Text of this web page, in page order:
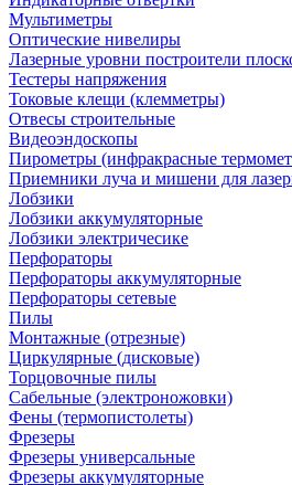
Мультиметры
Оптические нивелиры
Лазерные уровни построители
Тестеры напряжения
Токовые клещи (клемметры)
Отвесы строительные
Видеоэндоскопы
Пирометры (инфракрасные
Приемники луча и мишени для
Лобзики
Лобзики аккумуляторные
Лобзики электричесике
Перфораторы
Перфораторы аккумуляторные
Перфораторы сетевые
Пилы
Монтажные (отрезные)
Циркулярные (дисковые)
Торцовочные пилы
Сабельные (электроножовки)
Фены (термопистолеты)
Фрезеры
Фрезеры универсальные
Фрезеры аккумуляторные